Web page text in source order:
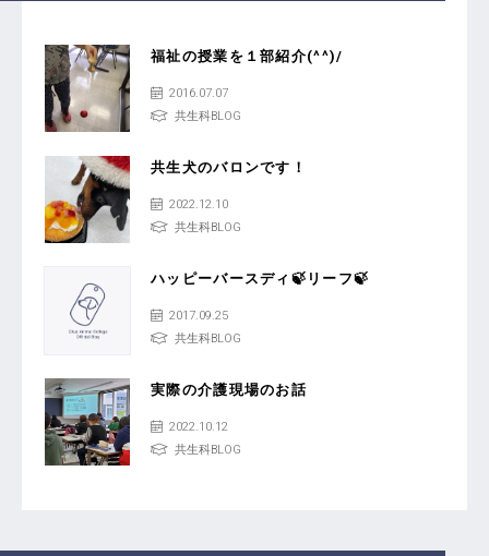
福祉の授業を１部紹介(^^)/
2016.07.07
共生科BLOG
共生犬のバロンです！
2022.12.10
共生科BLOG
ハッピーバースディ🍃リーフ🍃
2017.09.25
共生科BLOG
実際の介護現場のお話
2022.10.12
共生科BLOG